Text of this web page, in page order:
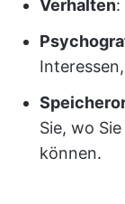
Verhalten:
Sie, wo
können.